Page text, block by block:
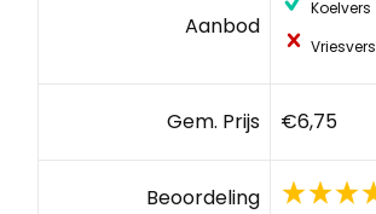
Aanbod
Koelvers
Vriesvers
Gem. Prijs €6,75
Beoordeling